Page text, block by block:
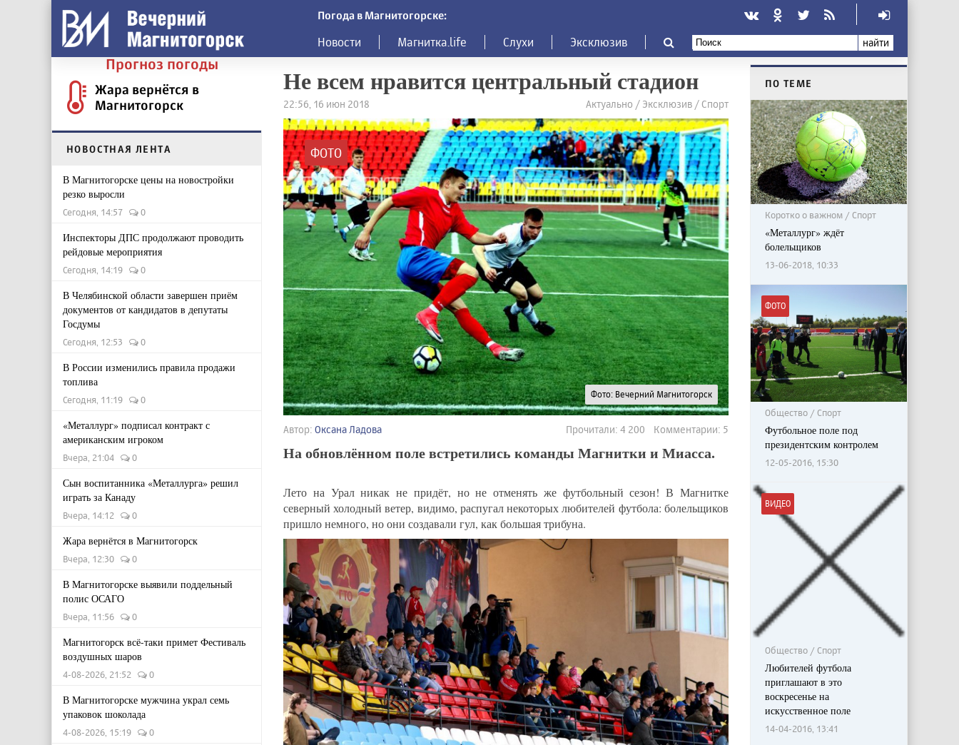
Погода в Магнитогорске:
Новости Магнитка.life Слухи Эксклюзив найти
Прогноз погоды
Жара вернётся в
Магнитогорск
НОВОСТНАЯ ЛЕНТА
В Магнитогорске цены на новостройки
резко выросли
Сегодня, 14:57 0
Инспекторы ДПС продолжают проводить
рейдовые мероприятия
Сегодня, 14:19 0
В Челябинской области завершен приём
документов от кандидатов в депутаты
Госдумы
Сегодня, 12:53 0
В России изменились правила продажи
топлива
Сегодня, 11:19 0
«Металлург» подписал контракт с
американским игроком
Вчера, 21:04 0
Сын воспитанника «Металлурга» решил
играть за Канаду
Вчера, 14:12 0
Жара вернётся в Магнитогорск
Вчера, 12:30 0
В Магнитогорске выявили поддельный
полис ОСАГО
Вчера, 11:56 0
Магнитогорск всё-таки примет Фестиваль
воздушных шаров
4-08-2026, 21:52 0
В Магнитогорске мужчина украл семь
упаковок шоколада
4-08-2026, 15:19 0
Не всем нравится центральный стадион
22:56, 16 июн 2018 Актуально / Эксклюзив / Спорт
ФОТО
Фото: Вечерний Магнитогорск
Автор: Оксана Ладова Прочитали: 4 200 Комментарии: 5
На обновлённом поле встретились команды Магнитки и Миасса.
Лето на Урал никак не придёт, но не отменять же футбольный сезон! В Магнитке
северный холодный ветер, видимо, распугал некоторых любителей футбола: болельщиков
пришло немного, но они создавали гул, как большая трибуна.
ПО ТЕМЕ
Коротко о важном / Спорт
«Металлург» ждёт
болельщиков
13-06-2018, 10:33
ФОТО
Общество / Спорт
Футбольное поле под
президентским контролем
12-05-2016, 15:30
ВИДЕО
Общество / Спорт
Любителей футбола
приглашают в это
воскресенье на
искусственное поле
14-04-2016, 13:41